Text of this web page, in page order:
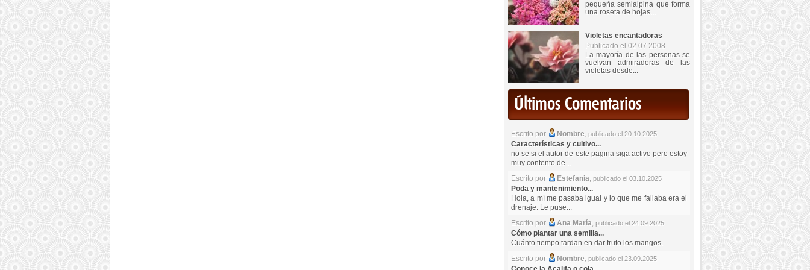
pequeña semialpina que forma
una roseta de hojas...
Violetas encantadoras
Publicado el 02.07.2008
La mayoría de las personas se
vuelvan admiradoras de las
violetas desde...
Últimos Comentarios
Escrito por Nombre, publicado el 20.10.2025
Características y cultivo...
no se si el autor de este pagina siga activo pero estoy
muy contento de...
Escrito por
Estefania, publicado el 03.10.2025
Poda y mantenimiento...
Hola, a mí me pasaba igual y lo que me fallaba era el
drenaje. Le puse...
Escrito por
Ana María, publicado el 24.09.2025
Cómo plantar una semilla...
Cuánto tiempo tardan en dar fruto los mangos.
Escrito por
Nombre, publicado el 23.09.2025